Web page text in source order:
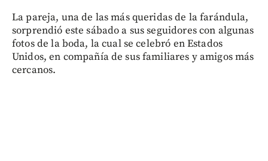
La pareja, una de las más queridas de la farándula,
sorprendió este sábado a sus seguidores con algunas
fotos de la boda, la cual se celebró en Estados
Unidos, en compañía de sus familiares y amigos más
cercanos.